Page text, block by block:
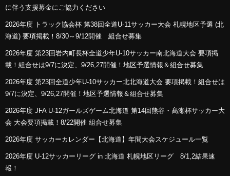
に伴う支援募金にご協力ください
2026年度 トラック協会杯 第38回全道U-11サッカー大会 札幌地区予選 (北
海道) 要項掲載！8/30～9/12開催 組合せ募集
2026年度 第23回岩内町長杯全道少年U-10サッカー南北海道大会 要項掲
載！組合せは9/7に決定、9/26,27開催！地区予選情報＆組合せ募集
2026年度 第23回全道少年U-10サッカー北北海道大会 要項掲載！組合せは
9/7に決定、9/26,27開催！地区予選情報＆組合せ募集
2026年度 JFA U-12ガールズゲーム北海道 第14回熊谷・髙瀬杯サッカー大
会 大会要項掲載！8/22開催 組合せ募集
2026年度 サッカーカレンダー【北海道】年間大会スケジュール一覧
2026年度 U-12サッカーリーグ in 北海道 札幌地区リーグ 8/1,2結果速
報！